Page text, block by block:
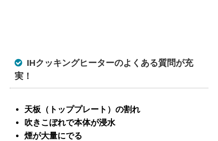
IHクッキングヒーターのよくある質問が充
実！
天板（トッププレート）の割れ
吹きこぼれで本体が浸水
煙が大量にでる